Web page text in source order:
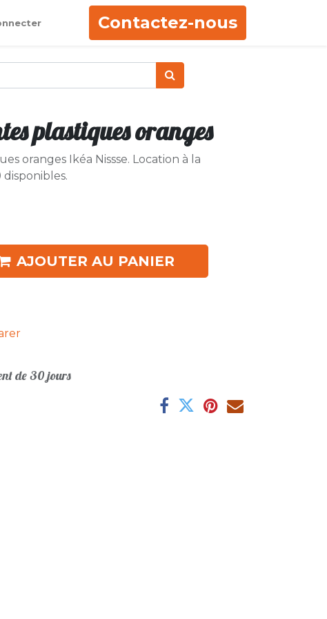
Contactez-nous
plastiques oranges
oranges Ikéa Nissse. Location à la
disponibles.
AJOUTER AU PANIER
de 30 jours